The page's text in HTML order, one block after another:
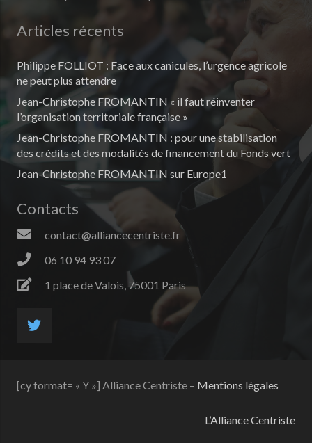
Articles récents
Philippe FOLLIOT : Face aux canicules, l’urgence agricole
ne peut plus attendre
Jean-Christophe FROMANTIN « il faut réinventer
l’organisation territoriale française »
Jean-Christophe FROMANTIN : pour une stabilisation
des crédits et des modalités de financement du Fonds vert
Jean-Christophe FROMANTIN sur Europe1
Contacts
contact@alliancecentriste.fr
06 10 94 93 07
1 place de Valois, 75001 Paris
[cy format= « Y »] Alliance Centriste – Mentions légales
L’Alliance Centriste